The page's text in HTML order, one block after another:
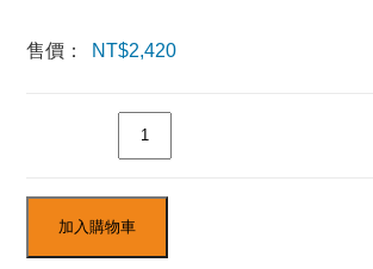
售價： NT$2,420
加入購物車